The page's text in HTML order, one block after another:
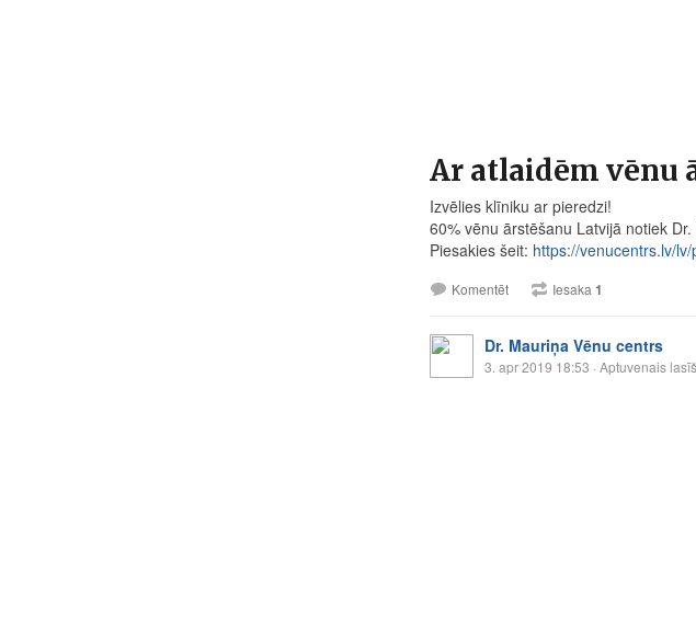
Ar atlaidēm vēnu
Izvēlies klīniku ar pieredzi!
60% vēnu ārstēšanu Latvijā notiek
Piesakies šeit: https://venucentrs.lv/
Komentēt Iesaka 1
Dr. Mauriņa Vēnu centrs
3. apr 2019 18:53 · Aptuvenais